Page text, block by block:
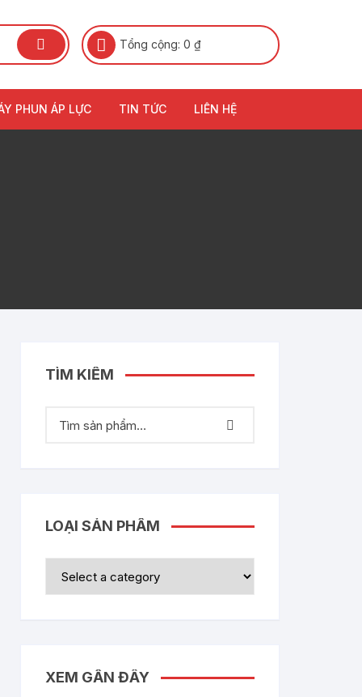
Tổng cộng: 0 ₫
PHUN ÁP LỰC TIN TỨC LIÊN HỆ
TÌM KIẾM
LOẠI SẢN PHẨM
XEM GẦN ĐÂY